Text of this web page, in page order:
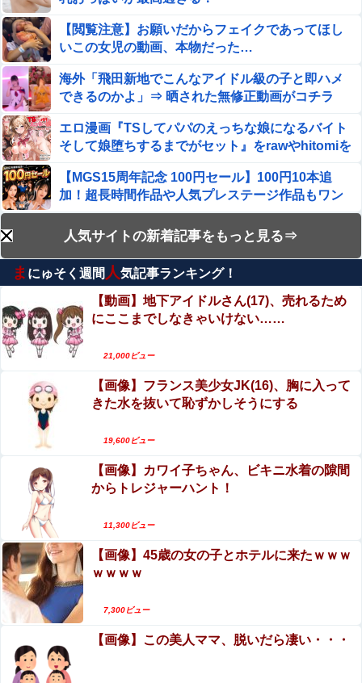
【動画】両方馬鹿（笑）ミニストップでトラックと衝突し
たドラレコが（ノ∇`）
取り放題でてんこ盛りにしてるのはまあ見かけるが持ち帰
りはなしでしょう、、、
【画像】アナウンサーさん(26)、地上波で自前のJKコスプ
レを披露wwwwwww
特定外来カミキリムシに1匹300円の賞金をかけた高崎市、
初日に1170匹持ち込まれる
【速報】熊本イオンモール、爆発の原因は『これ』の可能
性
積水ハウス「地面師に55億円騙し取られた…」ワイ「はえ
ーかわいそう…会社滅茶苦茶やろなぁ」→
まじのガチのネタ抜きで超能力一個貰えるならテレポーテ
ーション一択だよな他
【速報】れいわ新選組さん「いのちの党」に改名ｗｗｗｗ
ｗｗｗｗ
連れて行かれた
【衝撃】30年続いたモスクの祭りに『異変』が起こ
る・・・・・
【画像】突然脱ぎだすゲーム配信者の美少女がエ●すぎる
ｗｗｗ
【バンダイ】 「食玩」「プライズ」「ガシャポン」
2026年8月発売商品【発売スケジュール】
【アイマス】もっとアイマスとホビー漫画やアニメとコラ
ボしてほしい
【閲覧注意】お願いだからフェイクであってほし
いこの女児の動画、本物だった…
海外「飛田新地でこんなアイドル級の子と即ハメ
できるのかよ」⇒ 晒された無修正動画がコチラ
エロ漫画『TSしてパパのえっちな娘になるバイト
そして娘堕ちするまでがセット』をrawやhitomiを
【MGS15周年記念 100円セール】100円10本追
加！超長時間作品や人気プレステージ作品もワン
コイン継続中！
【動画】メンズエステ嬢さん、大サービスで本番
セックスまでしてしまう・・・
【動画】両方馬鹿（笑）ミニストップでトラック
と衝突したドラレコが（ノ∇`）
【動画】地震発生時の熊本総合病院の手術室の様
子が(((ﾟДﾟ)))
せるおそロシア。
ん」（キャバ嬢・MINA）自殺動画
エロ漫画『陸上部VS百合セックス部』をrawや
hitomiを使わずに無料で読む方法│アウェイ田
エロ漫画『怪物の寵愛』をrawやhitomiを使わずに
無料で読む方法│揚げ三昧
人気サイトの新着記事をもっと見る⇒
ま にゅそく週間 人気記事ランキング！
【動画】地下アイドルさん(17)、売れるため
にここまでしなきゃいけない……
21,000ビュー
【画像】フランス美少女JK(16)、胸に入って
きた水を抜いて恥ずかしそうにする
19,600ビュー
【画像】カワイ子ちゃん、ビキニ水着の隙間
からトレジャーハント！
11,300ビュー
【画像】45歳の女の子とホテルに来たｗｗｗ
ｗｗｗｗ
7,300ビュー
【画像】この美人ママ、脱いだら凄い・・・